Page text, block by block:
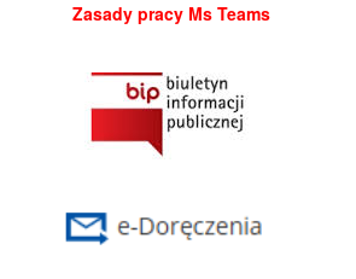
Zasady pracy Ms Teams